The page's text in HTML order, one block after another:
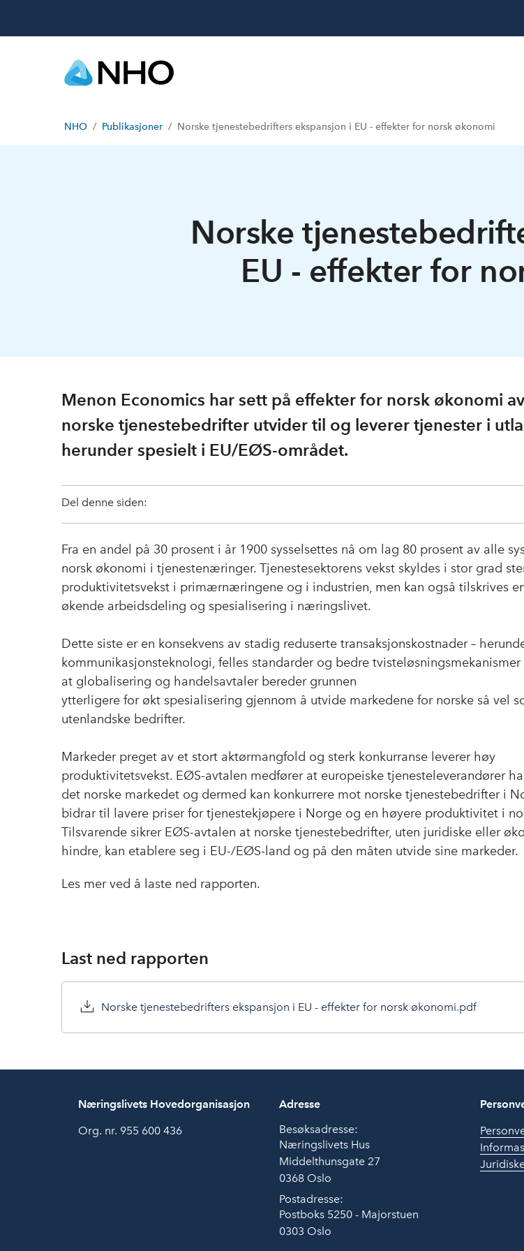
NHO Publikasjoner Norske tjenestebedrifters ekspansjon i EU - effekter for norsk økonomi
Norske
EU - effekter for
Menon Economics har sett på effekter for norsk økonomi
norske tjenestebedrifter utvider til og leverer tjenester i
herunder spesielt i EU/EØS-området.
Del denne siden:
Fra en andel på 30 prosent i år 1900 sysselsettes nå om lag 80 prosent av alle
norsk økonomi i tjenestenæringer. Tjenestesektorens vekst skyldes i stor grad
produktivitetsvekst i primærnæringene og i industrien, men kan også tilskrives
økende arbeidsdeling og spesialisering i næringslivet.
Dette siste er en konsekvens av stadig reduserte transaksjonskostnader –
kommunikasjonsteknologi, felles standarder og bedre
at globalisering og handelsavtaler bereder grunnen
ytterligere for økt spesialisering gjennom å utvide markedene for norske så vel
utenlandske bedrifter.
Markeder preget av et stort aktørmangfold og sterk konkurranse leverer høy
produktivitetsvekst. EØS-avtalen medfører at europeiske tjenesteleverandører
det norske markedet og dermed kan konkurrere mot norske tjenestebedrifter i
bidrar til lavere priser for tjenestekjøpere i Norge og en høyere produktivitet i
Tilsvarende sikrer EØS-avtalen at norske tjenestebedrifter, uten juridiske eller
hindre, kan etablere seg i EU-/EØS-land og på den måten utvide sine markeder.
Les mer ved å laste ned rapporten.
Last ned rapporten
Norske tjenestebedrifters ekspansjon i EU - effekter for norsk økonomi.pdf
Næringslivets Hovedorganisasjon
Org. nr. 955 600 436
Adresse
Besøksadresse:
Næringslivets Hus
Middelthunsgate 27
0368 Oslo
Postadresse:
Postboks 5250 - Majorstuen
0303 Oslo